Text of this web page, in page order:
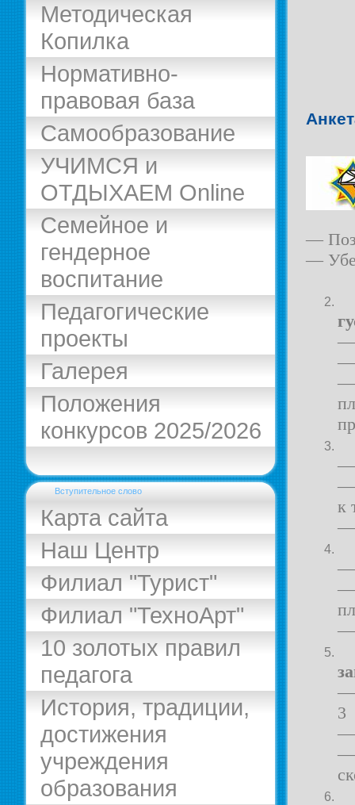
Методическая
Копилка
Нормативно-
правовая база
Самообразование
УЧИМСЯ и
ОТДЫХАЕМ Online
Семейное и
гендерное
воспитание
Педагогические
проекты
Галерея
Положения
конкурсов 2025/2026
Вступительное слово
Карта сайта
Наш Центр
Филиал "Турист"
Филиал "ТехноАрт"
10 золотых правил
педагога
История, традиции,
достижения
учреждения
образования
—
—
—
—
—
—
—
к
—
—
—
—
—
3
—
—